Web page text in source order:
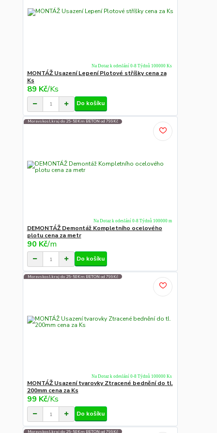
MONTÁŽ Usazení Lepení Plotové stříšky cena za
Ks
89 Kč/Ks
Na Dotaz k odeslání 0-8 Týdnů 100000 Ks
Do košíku
Moravskosl.kraj do 25-50Km BETON od 799Kč
DEMONTÁŽ Demontáž Kompletního ocelového
plotu cena za metr
90 Kč/m
Na Dotaz k odeslání 0-8 Týdnů 100000 m
Do košíku
Moravskosl.kraj do 25-50Km BETON od 799Kč
MONTÁŽ Usazení tvarovky Ztracené bednění do tl.
200mm cena za Ks
99 Kč/Ks
Na Dotaz k odeslání 0-8 Týdnů 100000 Ks
Do košíku
Moravskosl.kraj do 25-50Km BETON od 799Kč